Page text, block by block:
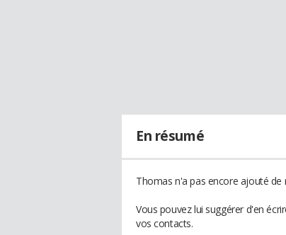
En résumé
Thomas n'a pas encore ajouté de
Vous pouvez lui suggérer d'en
vos contacts.